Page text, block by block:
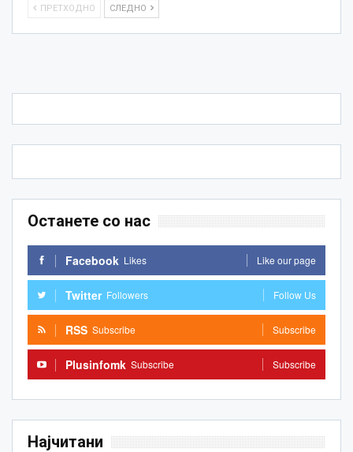
ПРЕТХОДНО СЛЕДНО
Останете со нас
Facebook Likes Like our page
Twitter Followers Follow Us
RSS Subscribe Subscribe
Plusinfomk Subscribe Subscribe
Најчитани